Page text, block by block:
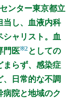
ら開始。診療時
す。
さい。
事前に必ず医療
認ください。
ンター東京都立
当し、血液内科
シャリスト。血
門医※2 としての
まらず、感染症
日常的な不調
病院と地域のク